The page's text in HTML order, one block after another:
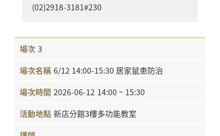
(02)2918-3181#230
3
6/12 14:00-15:30 居家鼠患防治
2026-06-12 14:00 ~ 15:30
新店分館3樓多功能教室